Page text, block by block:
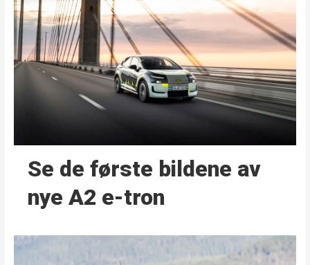
Se de første bildene av
nye A2 e-tron